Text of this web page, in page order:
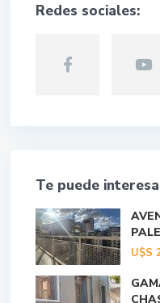
Redes sociales:
Te puede
U$S